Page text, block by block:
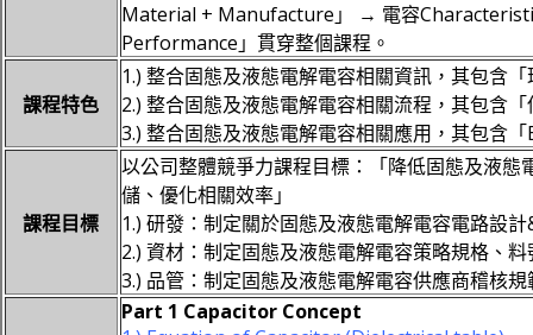
Material + Manufacture」 → 電容
Performance」貫穿整個課程。
課程特色
1.) 整合固態及液態電解電容相關資訊，其包含
2.) 整合固態及液態電解電容相關流程，其包含
3.) 整合固態及液態電解電容相關應用，其包含
課程目標
以公司整體競爭力課程目標：「降低固態及液
儲、優化相關效率」
1.) 研發：制定關於固態及液態電解電容電路設
2.) 資材：制定固態及液態電解電容策略規格、
3.) 品管：制定固態及液態電解電容供應商稽核
Part 1 Capacitor Concept